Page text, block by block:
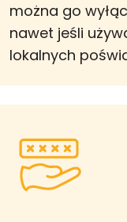
można go
nawet jeśli
lokalnych